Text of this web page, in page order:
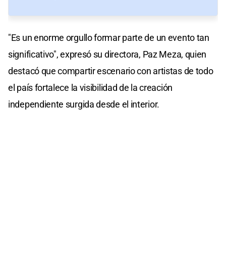
"Es un enorme orgullo formar parte de un evento tan
significativo", expresó su directora, Paz Meza, quien
destacó que compartir escenario con artistas de todo
el país fortalece la visibilidad de la creación
independiente surgida desde el interior.